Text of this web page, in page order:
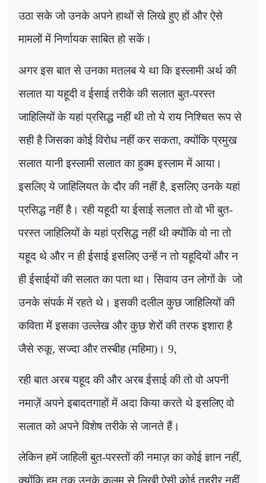
उठा सके जो उनके अपने हाथों से लिखे हुए हों और ऐसे
मामलों में निर्णायक साबित हो सकें।
अगर इस बात से उनका मतलब ये था कि इस्लामी अर्थ की
सलात या यहूदी व ईसाई तरीके की सलात बुत-परस्त
जाहिलियों के यहां प्रसिद्ध नहीं थी तो ये राय निश्चित रूप से
सही है जिसका कोई विरोध नहीं कर सकता,क्योंकि प्रमुख
सलात यानी इस्लामी सलात का हुक्म इस्लाम में आया।
इसलिए ये जाहिलियत के दौर की नहीं है, इसलिए उनके यहां
प्रसिद्ध नहीं है। रही यहूदी या ईसाई सलात तो वो भी बुत-
परस्त जाहिलियों के यहां प्रसिद्ध नहीं थी क्योंकि वो ना तो
यहूद थे और न ही ईसाई इसलिए उन्हें न तो यहूदियों और न
ही ईसाईयों की सलात का पता था। सिवाय उन लोगों के जो
उनके संपर्क में रहते थे। इसकी दलील कुछ जाहिलियों की
कविता में इसका उल्लेख और कुछ शेरों की तरफ इशारा है
जैसे रुकू, सज्दा और तस्बीह (महिमा)। 9,
रही बात अरब यहूद की और अरब ईसाई की तो वो अपनी
नमाज़ें अपने इबादतगाहों में अदा किया करते थे इसलिए वो
सलात को अपने विशेष तरीके से जानते हैं।
लेकिन हमें जाहिली बुत-परस्तों की नमाज़ का कोई ज्ञान नहीं,
क्योंकि हम तक उनके कलम से लिखी ऐसी कोई तहरीर नहीं